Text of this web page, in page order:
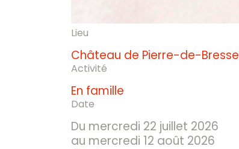
Lieu
Château de Pierre-de-Bresse
Activité
En famille
Date
Du mercredi 22 juillet 2026
au mercredi 12 août 2026